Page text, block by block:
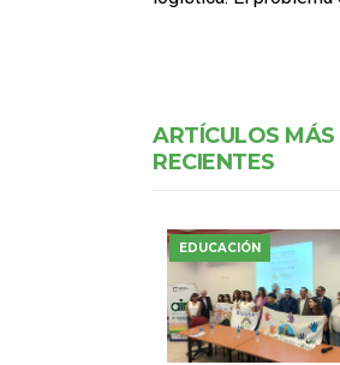
ARTÍCULOS MÁS
RECIENTES
EDUCACIÓN